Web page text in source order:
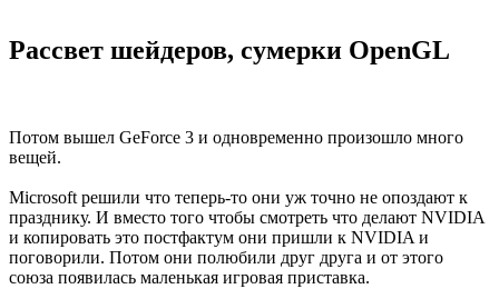
Рассвет шейдеров, сумерки OpenGL
Потом вышел GeForce 3 и одновременно произошло много
вещей.
Microsoft решили что теперь-то они уж точно не опоздают к
празднику. И вместо того чтобы смотреть что делают NVIDIA
и копировать это постфактум они пришли к NVIDIA и
поговорили. Потом они полюбили друг друга и от этого
союза появилась маленькая игровая приставка.